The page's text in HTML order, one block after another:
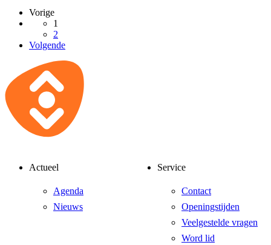
Vorige
1
2
Volgende
Actueel
Agenda
Nieuws
Service
Contact
Openingstijden
Veelgestelde vragen
Word lid